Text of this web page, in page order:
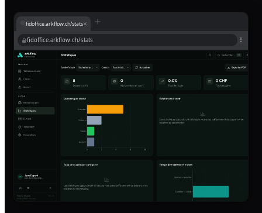
fidoffice.arkflow.ch/stats×
fidoffice.arkflow.ch/stats